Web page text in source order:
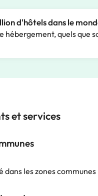
d'hôtels dans le
hébergement, quels que
et services
les zones communes